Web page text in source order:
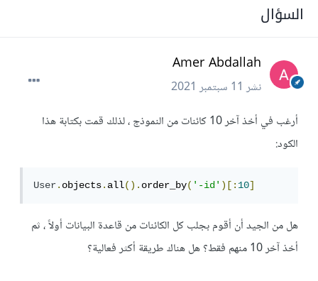
السؤال
Amer Abdallah
نشر11 سبتمبر 2021
أرغب في أخذ آخر 10 كائنات من النموذج ، لذلك قمت بكتابة هذا
الكود:
User.objects.all().order_by('-id')[:10]
هل من الجيد أن أقوم بجلب كل الكائنات من قاعدة البيانات أولاً ، ثم
أخذ آخر 10 منهم فقط؟ هل هناك طريقة أكثر فعالية؟